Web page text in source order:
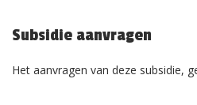
Subsidie aanvragen
Het aanvragen van deze subsidie,